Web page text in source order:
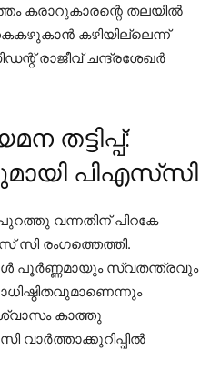
കരാറുകാരന്റെ തലയിൽ
കഴിയില്ലെന്ന്
രാജീവ് ചന്ദ്രശേഖർ
തട്ടിപ്പ്:
പിഎസ്‌സി
പുറത്തു വന്നതിന് പിറകേ
സി രംഗത്തെത്തി.
പൂർണ്ണമായും സ്വതന്ത്രവും
കാത്തു
വാർത്താക്കുറിപ്പിൽ